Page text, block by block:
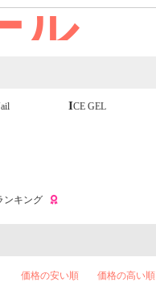
ル
ICE GEL
ンキング
価格の安い順 価格の高い順